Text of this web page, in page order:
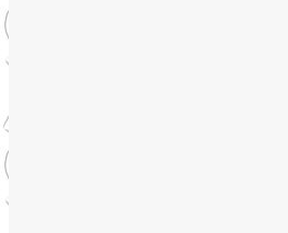
Многие ученые утверждают, что
рецепторов гипоталамуса к
случаев начинается переедание,
ожирению, и что именно поэтому
маховик набора лишнего веса.
Прежде всего, в современном
людей лишено физической
для поддержания естественного